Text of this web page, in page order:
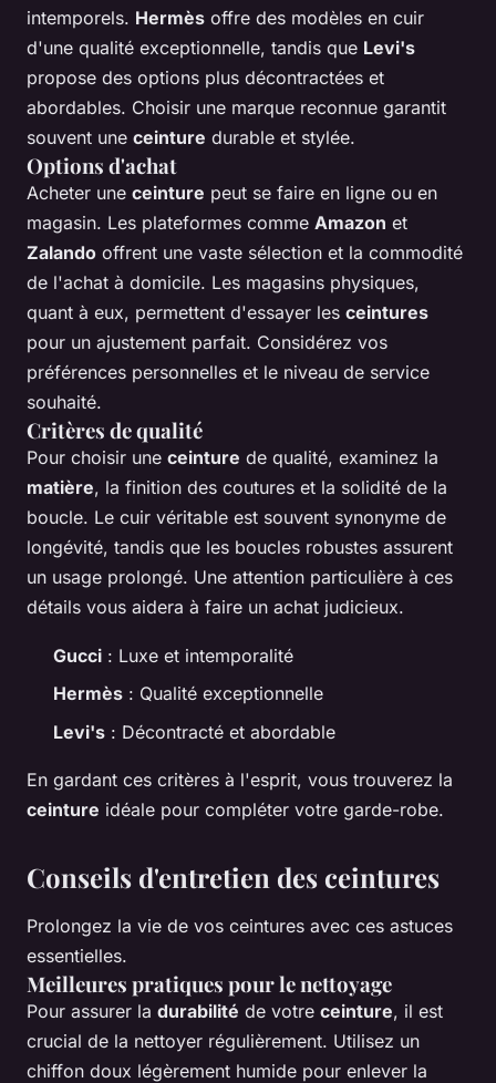
intemporels. Hermès offre des modèles en cuir
d'une qualité exceptionnelle, tandis que Levi's
propose des options plus décontractées et
abordables. Choisir une marque reconnue garantit
souvent une ceinture durable et stylée.
Options d'achat
Acheter une ceinture peut se faire en ligne ou en
magasin. Les plateformes comme Amazon et
Zalando offrent une vaste sélection et la commodité
de l'achat à domicile. Les magasins physiques,
quant à eux, permettent d'essayer les ceintures
pour un ajustement parfait. Considérez vos
préférences personnelles et le niveau de service
souhaité.
Critères de qualité
Pour choisir une ceinture de qualité, examinez la
matière, la finition des coutures et la solidité de la
boucle. Le cuir véritable est souvent synonyme de
longévité, tandis que les boucles robustes assurent
un usage prolongé. Une attention particulière à ces
détails vous aidera à faire un achat judicieux.
Gucci : Luxe et intemporalité
Hermès : Qualité exceptionnelle
Levi's : Décontracté et abordable
En gardant ces critères à l'esprit, vous trouverez la
ceinture idéale pour compléter votre garde-robe.
Conseils d'entretien des ceintures
Prolongez la vie de vos ceintures avec ces astuces
essentielles.
Meilleures pratiques pour le nettoyage
Pour assurer la durabilité de votre ceinture, il est
crucial de la nettoyer régulièrement. Utilisez un
chiffon doux légèrement humide pour enlever la